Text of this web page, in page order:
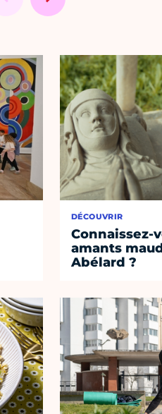
DÉCOUVRIR
Connaissez-
amants
Abélard ?